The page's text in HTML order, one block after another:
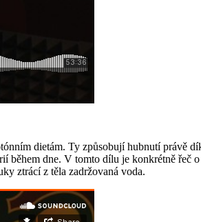
dietám. Ty způsobují hubnutí právě
během dne. V tomto dílu je konkrétně
ztrácí z těla zadržovaná voda.